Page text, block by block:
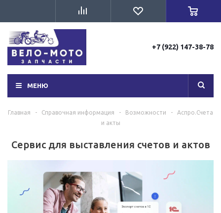
+7 (922) 147-38-78
МЕНЮ
Главная - Справочная информация - Возможности -
Аспро.Счета
и акты
Сервис для выставления счетов и актов